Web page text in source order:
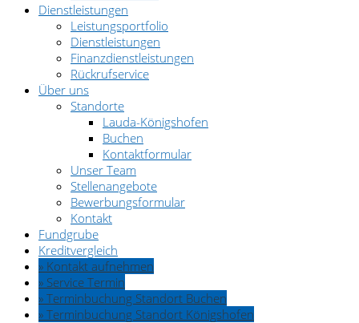
Dienstleistungen
Leistungsportfolio
Dienstleistungen
Finanzdienstleistungen
Rückrufservice
Über uns
Standorte
Lauda-Königshofen
Buchen
Kontaktformular
Unser Team
Stellenangebote
Bewerbungsformular
Kontakt
Fundgrube
Kreditvergleich
» Kontakt aufnehmen
» Service Termin
» Terminbuchung Standort Buchen
» Terminbuchung Standort Königshofen